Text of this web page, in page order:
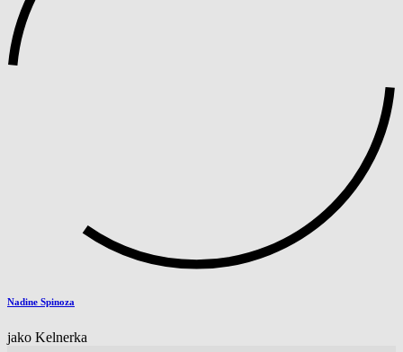
Nadine Spinoza
jako Kelnerka